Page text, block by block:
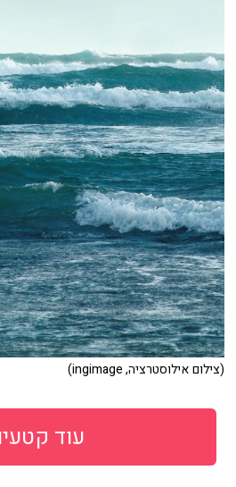
(צילום אילוסטרציה, ingimage)
עוד